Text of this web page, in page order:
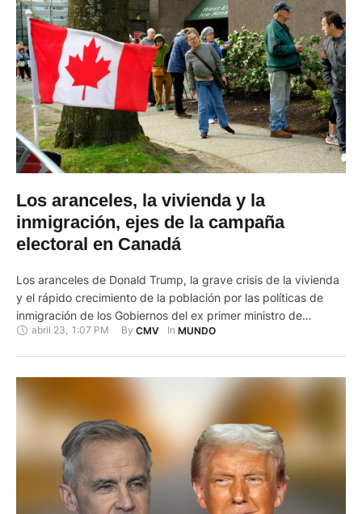
Los aranceles, la vivienda y la
inmigración, ejes de la campaña
electoral en Canadá
Los aranceles de Donald Trump, la grave crisis de la vivienda
y el rápido crecimiento de la población por las políticas de
inmigración de los Gobiernos del ex primer ministro de
Canadá Justin Trudeau han provocado que la política
abril 23, 1:07 PM By CMV In MUNDO